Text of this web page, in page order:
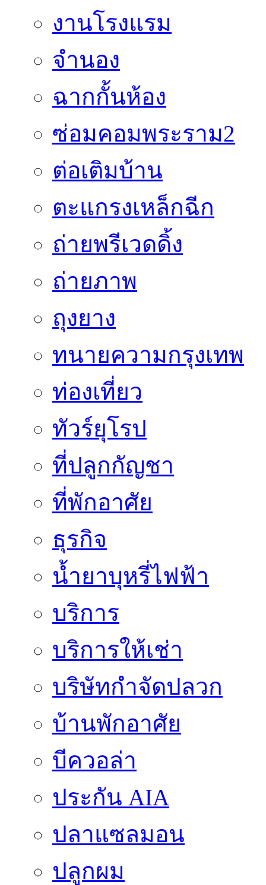
งานโรงแรม
จำนอง
ฉากกั้นห้อง
ซ่อมคอมพระราม2
ต่อเติมบ้าน
ตะแกรงเหล็กฉีก
ถ่ายพรีเวดดิ้ง
ถ่ายภาพ
ถุงยาง
ทนายความกรุงเทพ
ท่องเที่ยว
ทัวร์ยุโรป
ที่ปลูกกัญชา
ที่พักอาศัย
ธุรกิจ
น้ำยาบุหรี่ไฟฟ้า
บริการ
บริการให้เช่า
บริษัทกำจัดปลวก
บ้านพักอาศัย
บีควอล่า
ประกัน AIA
ปลาแซลมอน
ปลูกผม